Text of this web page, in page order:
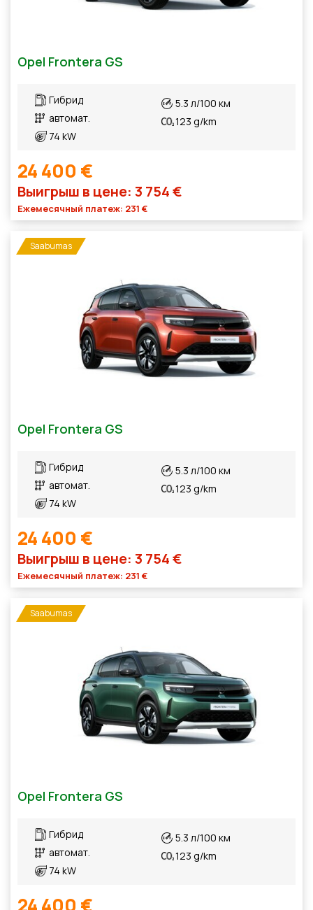
Opel Frontera GS
Гибрид
автомат.
74 kW
5.3 л/100 км
123 g/km
24 400 €
Выигрыш в цене: 3 754 €
Ежемесячный платеж: 231 €
Saabumas
Opel Frontera GS
Гибрид
автомат.
74 kW
5.3 л/100 км
123 g/km
24 400 €
Выигрыш в цене: 3 754 €
Ежемесячный платеж: 231 €
Saabumas
Opel Frontera GS
Гибрид
автомат.
74 kW
5.3 л/100 км
123 g/km
24 400 €